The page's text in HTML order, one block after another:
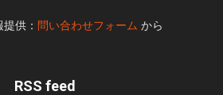
供： 問い合わせフォーム から
RSS feed